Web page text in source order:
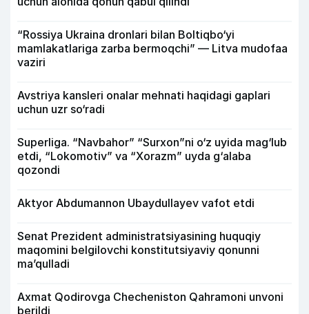
“Rossiya Ukraina dronlari bilan Boltiqbo‘yi
mamlakatlariga zarba bermoqchi” — Litva mudofaa
vaziri
Avstriya kansleri onalar mehnati haqidagi gaplari
uchun uzr so‘radi
Superliga. “Navbahor” “Surxon”ni o‘z uyida mag‘lub
etdi, “Lokomotiv” va “Xorazm” uyda g‘alaba
qozondi
Aktyor Abdu­mannon Ubaydullayev vafot etdi
Senat Prezident administratsiyasining huquqiy
maqomini belgilovchi konstitutsiyaviy qonunni
ma’qulladi
Axmat Qodirovga Checheniston Qahramoni unvoni
berildi